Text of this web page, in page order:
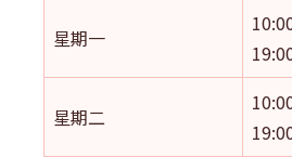
星期一
星期二